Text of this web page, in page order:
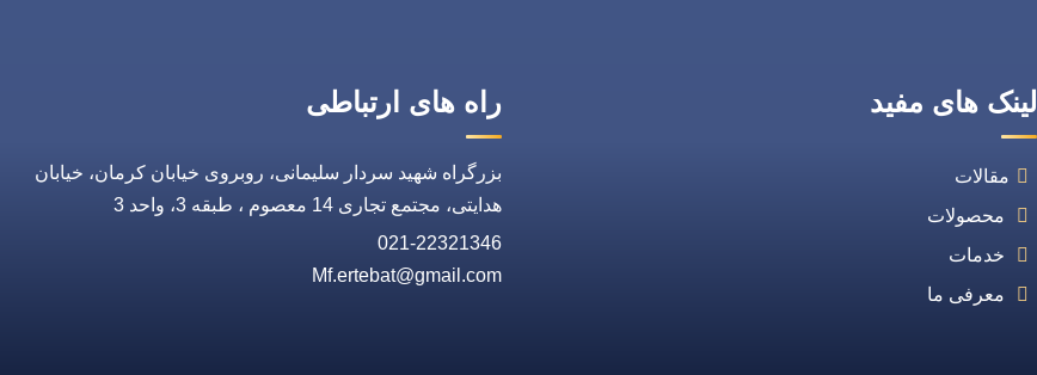
لینک های مفید
مقالات
محصولات
خدمات
معرفی ما
راه های ارتباطی
بزرگراه شهید سردار سلیمانی، روبروی خیابان کرمان، خیابان
هدایتی، مجتمع تجاری 14 معصوم ، طبقه 3، واحد 3
021-22321346
Mf.ertebat@gmail.com